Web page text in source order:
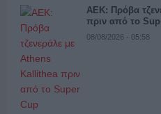
ΑΕΚ: Πρόβα
πριν από το
08/08/2026 - 05:58